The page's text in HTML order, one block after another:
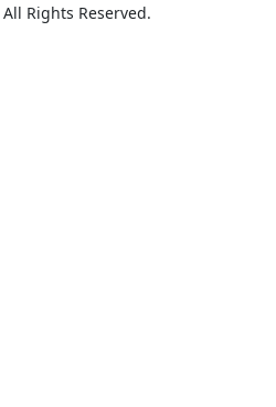
All Rights Reserved.